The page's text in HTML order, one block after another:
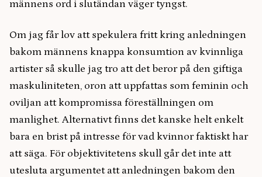
männens ord i slutändan väger tyngst.
Om jag får lov att spekulera fritt kring anledningen
bakom männens knappa konsumtion av kvinnliga
artister så skulle jag tro att det beror på den giftiga
maskuliniteten, oron att uppfattas som feminin och
oviljan att kompromissa föreställningen om
manlighet. Alternativt finns det kanske helt enkelt
bara en brist på intresse för vad kvinnor faktiskt har
att säga. För objektivitetens skull går det inte att
utesluta argumentet att anledningen bakom den